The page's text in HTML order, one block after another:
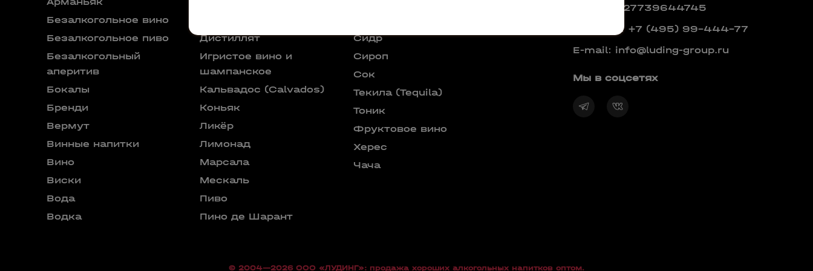
Безалкогольное вино
Безалкогольное пиво
Безалкогольный
аперитив
Бокалы
Бренди
Вермут
Винные напитки
Вино
Виски
Вода
Водка
Дистиллят
Игристое вино и
шампанское
Кальвадос (Calvados)
Коньяк
Ликёр
Лимонад
Марсала
Мескаль
Пиво
Пино де Шарант
Сидр
Сироп
Сок
Текила (Tequila)
Тоник
Фруктовое вино
Херес
Чача
ОГРН: 1027739644745
Телефон: +7 (495) 99-444-77
E-mail: info@luding-group.ru
Мы в соцсетях
© 2004—2026 OOO «ЛУДИНГ»: продажа хороших алкогольных напитков оптом.